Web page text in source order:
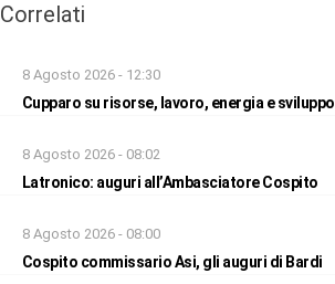
Correlati
8 Agosto 2026 - 12:30
Cupparo su risorse, lavoro, energia e sviluppo
8 Agosto 2026 - 08:02
Latronico: auguri all’Ambasciatore Cospito
8 Agosto 2026 - 08:00
Cospito commissario Asi, gli auguri di Bardi